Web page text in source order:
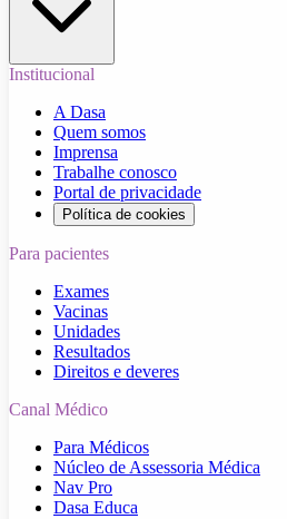
Institucional
A Dasa
Quem somos
Imprensa
Trabalhe conosco
Portal de privacidade
Política de cookies
Para pacientes
Exames
Vacinas
Unidades
Resultados
Direitos e deveres
Canal Médico
Para Médicos
Núcleo de Assessoria Médica
Nav Pro
Dasa Educa